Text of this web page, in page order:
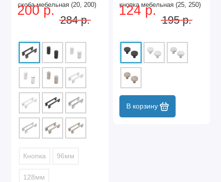
скоба мебельная (20, 200)
200 р.
284 р.
Кнопка 96мм
128мм
кнопка мебельная (25, 250)
124 р.
195 р.
В корзину